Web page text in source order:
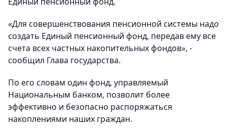
«Для совершенствования пенсионной системы надо
создать Единый пенсионный фонд, передав ему все
счета всех частных накопительных фондов», -
сообщил Глава государства.
По его словам один фонд, управляемый
Национальным банком, позволит более
эффективно и безопасно распоряжаться
накоплениями наших граждан.